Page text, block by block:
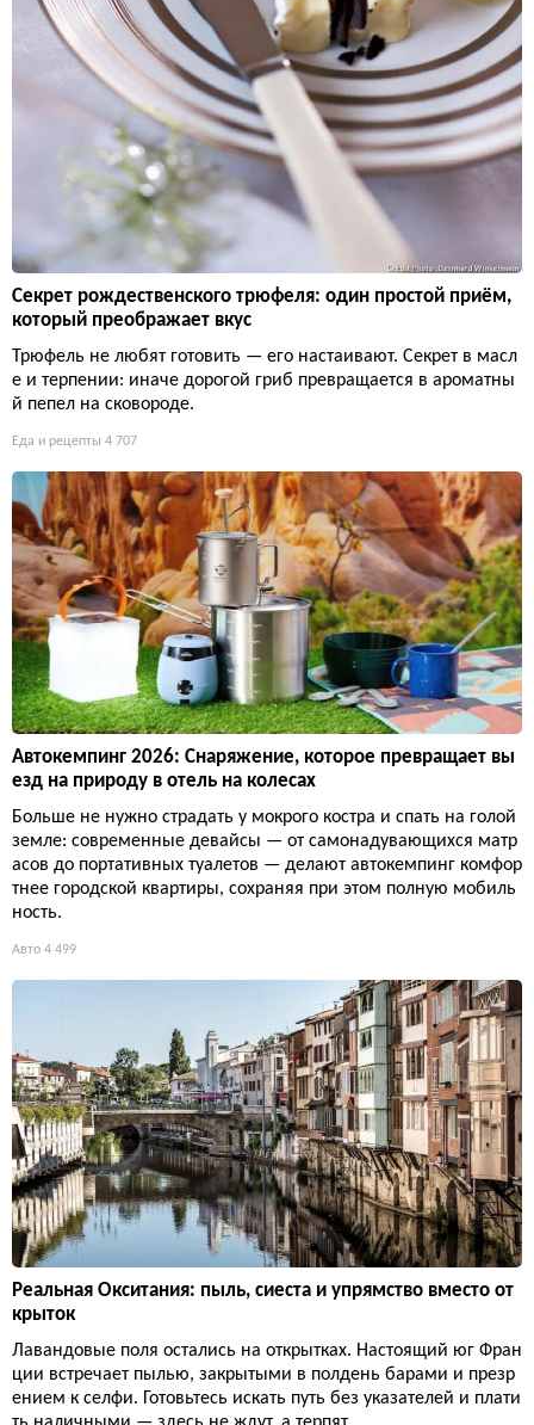
Секрет рождественского трюфеля: один простой приём,
который преображает вкус
Трюфель не любят готовить — его настаивают. Секрет в масл
е и терпении: иначе дорогой гриб превращается в ароматны
й пепел на сковороде.
Еда и рецепты 4 707
Автокемпинг 2026: Снаряжение, которое превращает вы
езд на природу в отель на колесах
Больше не нужно страдать у мокрого костра и спать на голой
земле: современные девайсы — от самонадувающихся матр
асов до портативных туалетов — делают автокемпинг комфор
тнее городской квартиры, сохраняя при этом полную мобиль
ность.
Авто 4 499
Реальная Окситания: пыль, сиеста и упрямство вместо от
крыток
Лавандовые поля остались на открытках. Настоящий юг Фран
ции встречает пылью, закрытыми в полдень барами и презр
ением к селфи. Готовьтесь искать путь без указателей и плати